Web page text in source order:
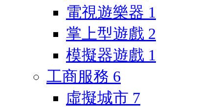
電視遊樂器 1
掌上型遊戲 2
模擬器遊戲 1
工商服務 6
虛擬城市 7